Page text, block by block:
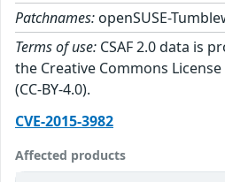
Patchnames: openSUSE-
Terms of use: CSAF 2.0 data is
the Creative Commons
(CC-BY-4.0).
CVE-2015-3982
Affected products